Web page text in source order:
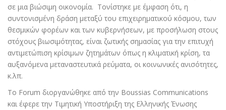
σε μια βιώσιμη οικονομία. Τονίστηκε με έμφαση ότι, η
συντονισμένη δράση μεταξύ του επιχειρηματικού κόσμου, των
θεσμικών φορέων και των κυβερνήσεων, με προσήλωση στους
στόχους βιωσιμότητας, είναι ζωτικής σημασίας για την επιτυχή
αντιμετώπιση κρίσιμων ζητημάτων όπως η κλιματική κρίση, τα
αυξανόμενα μεταναστευτικά ρεύματα, οι κοινωνικές ανισότητες,
κ.λπ.
Το Forum διοργανώθηκε από την Boussias Communications
και έφερε την Τιμητική Υποστήριξη της Ελληνικής Ένωσης